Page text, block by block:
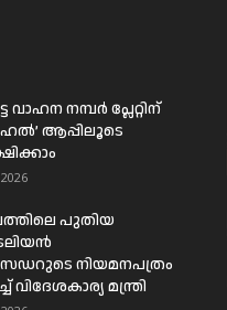
വാഹന നമ്പർ പ്ലേറ്റിന്
ആപ്പിലൂടെ
പുതിയ
നിയമനപത്രം
വിദേശകാര്യ മന്ത്രി